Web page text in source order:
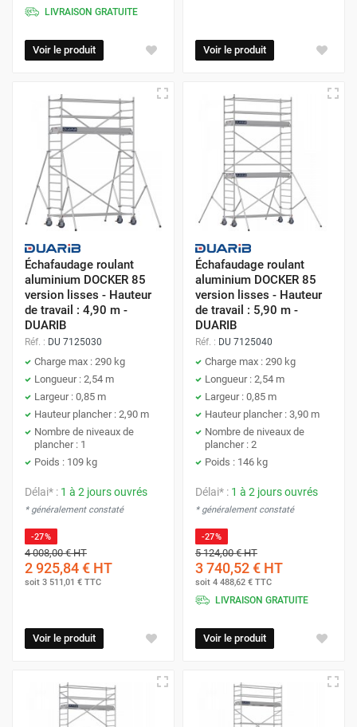
LIVRAISON GRATUITE
Voir le produit Voir le produit
Échafaudage roulant
aluminium DOCKER 85
version lisses - Hauteur
de travail : 4,90 m -
DUARIB
Réf. : DU 7125030
Charge max : 290 kg
Longueur : 2,54 m
Largeur : 0,85 m
Hauteur plancher : 2,90 m
Nombre de niveaux de
plancher : 1
Poids : 109 kg
Délai* : 1 à 2 jours ouvrés
* généralement constaté
-27%
4 008,00 €HT
2 925,84 € HT
soit 3 511,01 € TTC
Voir le produit
Échafaudage roulant
aluminium DOCKER 85
version lisses - Hauteur
de travail : 5,90 m -
DUARIB
Réf. : DU 7125040
Charge max : 290 kg
Longueur : 2,54 m
Largeur : 0,85 m
Hauteur plancher : 3,90 m
Nombre de niveaux de
plancher : 2
Poids : 146 kg
Délai* : 1 à 2 jours ouvrés
* généralement constaté
-27%
5 124,00 €HT
3 740,52 € HT
soit 4 488,62 € TTC
LIVRAISON GRATUITE
Voir le produit